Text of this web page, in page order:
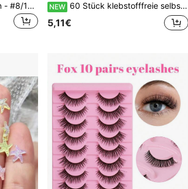
3er Set Acryl Nagelbürsten - #8/10/14 Kolinsky Acryl Nagelbürsten, geeignet für Acryl Nagelextension und 3D Schnitzerei, Pinker Griff Professionelle Nagelpulver Acryl Bürste NEW 60 Stück klebstofffreie selbstklebende künstliche Wimpern, Fox-Style, schräg, sanft, natürlich, realistisch, braun, mit transparentem Wimpernband, C-Curl, obere Wimpern
5,11€